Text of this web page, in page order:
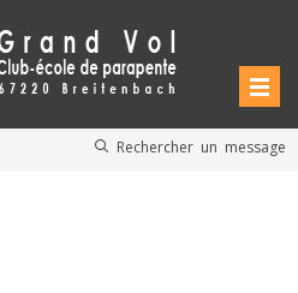
Rechercher un message